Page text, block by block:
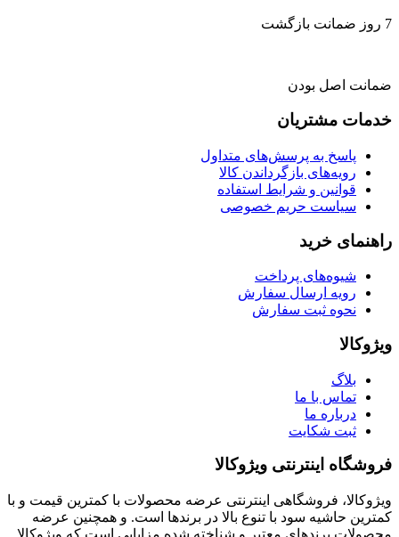
7 روز ضمانت بازگشت
ضمانت اصل بودن
خدمات مشتریان
پاسخ به پرسش‌های متداول
رویه‌های بازگرداندن کالا
قوانین و شرایط استفاده
سیاست حریم خصوصی
راهنمای خرید
شیوه‌های پرداخت
رویه ارسال سفارش
نحوه ثبت سفارش
ویژوکالا
بلاگ
تماس با ما
درباره ما
ثبت شکایت
فروشگاه اینترنتی ویژوکالا
ویژوکالا، فروشگاهی اینترنتی عرضه محصولات با کمترین قیمت و با
کمترین حاشیه سود با تنوع بالا در برندها است. و همچنین عرضه